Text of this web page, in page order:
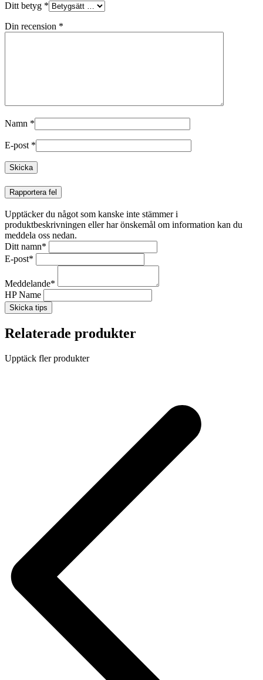
Ditt betyg *
Din recension *
Namn *
E-post *
Rapportera fel
Upptäcker du något som kanske inte stämmer i
produktbeskrivningen eller har önskemål om information kan du
meddela oss nedan.
Ditt namn*
E-post*
Meddelande*
HP Name
Skicka tips
Relaterade produkter
Upptäck fler produkter